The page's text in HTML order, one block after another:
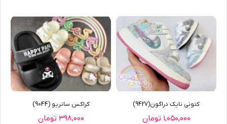
کتوني نايک دراگون(9427)
۱,۰۵۰,۰۰۰ تومان
کراکس سانریو (9044)
۳۹۸,۰۰۰ تومان